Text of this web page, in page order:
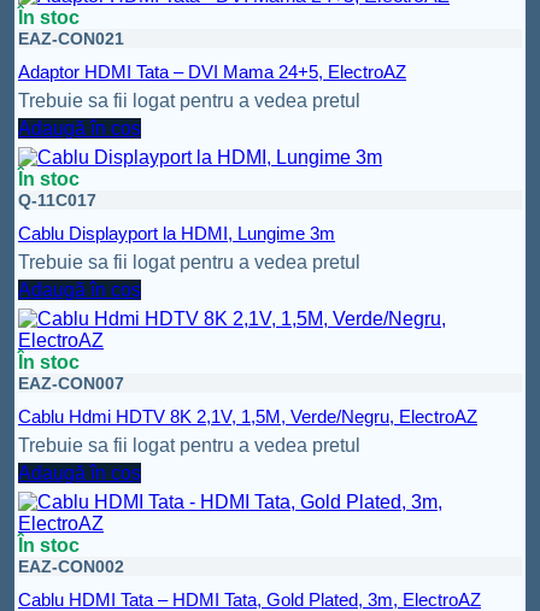
În stoc
EAZ-CON021
Adaptor HDMI Tata – DVI Mama 24+5, ElectroAZ
Trebuie sa fii logat pentru a vedea pretul
Adaugă în coș
În stoc
Q-11C017
Cablu Displayport la HDMI, Lungime 3m
Trebuie sa fii logat pentru a vedea pretul
Adaugă în coș
În stoc
EAZ-CON007
Cablu Hdmi HDTV 8K 2,1V, 1,5M, Verde/Negru, ElectroAZ
Trebuie sa fii logat pentru a vedea pretul
Adaugă în coș
În stoc
EAZ-CON002
Cablu HDMI Tata – HDMI Tata, Gold Plated, 3m, ElectroAZ